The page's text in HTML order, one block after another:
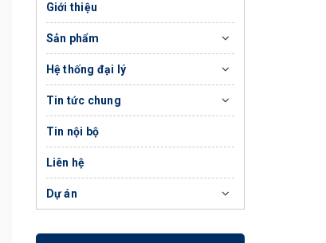
Giới thiệu
Sản phẩm
Hệ thống đại lý
Tin tức chung
Tin nội bộ
Liên hệ
Dự án